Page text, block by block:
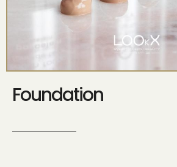
Foundation